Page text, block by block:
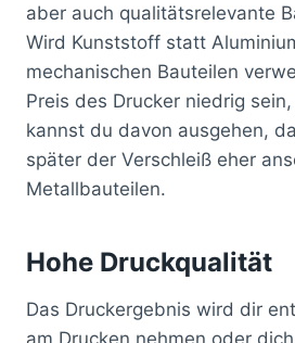
aber auch qualitätsrelevante
Wird Kunststoff statt
mechanischen Bauteilen
Preis des Drucker niedrig
kannst du davon ausgehen,
später der Verschleiß eher
Metallbauteilen.
Hohe Druckqualität
Das Druckergebnis wird dir
am Drucken nehmen oder